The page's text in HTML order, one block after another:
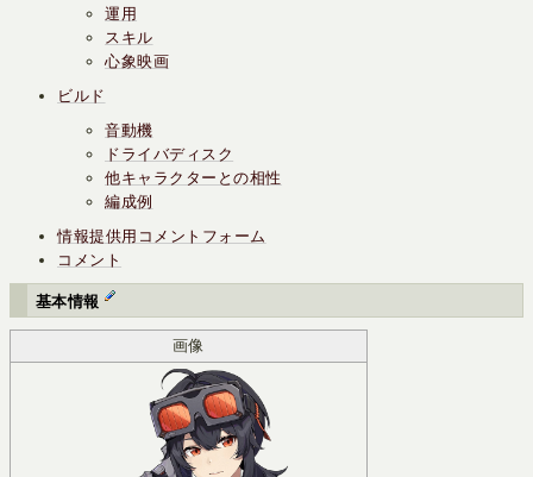
運用
スキル
心象映画
ビルド
音動機
ドライバディスク
他キャラクターとの相性
編成例
情報提供用コメントフォーム
コメント
基本情報
画像